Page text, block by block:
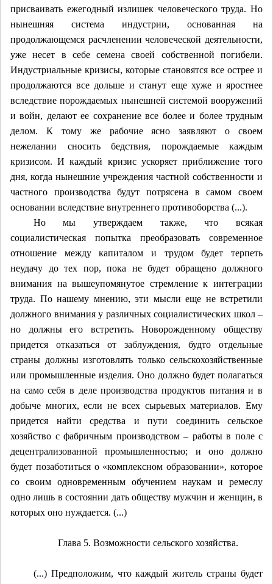
присваивать ежегодный излишек человеческого труда. Но
нынешняя система индустрии, основанная на
продолжающемся расчленении человеческой деятельности,
уже несет в себе семена своей собственной погибели.
Индустриальные кризисы, которые становятся все острее и
продолжаются все дольше и станут еще хуже и яростнее
вследствие порождаемых нынешней системой вооружений
и войн, делают ее сохранение все более и более трудным
делом. К тому же рабочие ясно заявляют о своем
нежелании сносить бедствия, порождаемые каждым
кризисом. И каждый кризис ускоряет приближение того
дня, когда нынешние учреждения частной собственности и
частного производства будут потрясена в самом своем
основании вследствие внутреннего противоборства (...).
Но мы утверждаем также, что всякая
социалистическая попытка преобразовать современное
отношение между капиталом и трудом будет терпеть
неудачу до тех пор, пока не будет обращено должного
внимания на вышеупомянутое стремление к интеграции
труда. По нашему мнению, эти мысли еще не встретили
должного внимания у различных социалистических школ –
но должны его встретить. Новорожденному обществу
придется отказаться от заблуждения, будто отдельные
страны должны изготовлять только сельскохозяйственные
или промышленные изделия. Оно должно будет полагаться
на само себя в деле производства продуктов питания и в
добыче многих, если не всех сырьевых материалов. Ему
придется найти средства и пути соединить сельское
хозяйство с фабричным производством – работы в поле с
децентрализованной промышленностью; и оно должно
будет позаботиться о «комплексном образовании», которое
со своим одновременным обучением наукам и ремеслу
одно лишь в состоянии дать обществу мужчин и женщин, в
которых оно нуждается. (...)
Глава 5. Возможности сельского хозяйства.
(...) Предположим, что каждый житель страны будет